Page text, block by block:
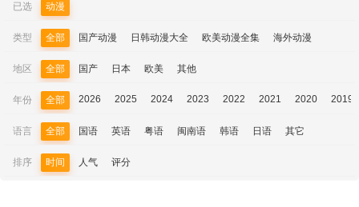
已选 动漫
类型 全部 国产动漫 日韩动漫大全 欧美动漫全集 海外动漫
地区 全部 国产 日本 欧美 其他
年份 全部 2026 2025 2024 2023 2022 2021 2020 2019
语言 全部 国语 英语 粤语 闽南语 韩语 日语 其它
排序 时间 人气 评分